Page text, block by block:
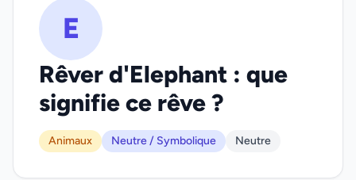
E
Rêver d'Elephant : que
signifie ce rêve ?
Animaux Neutre / Symbolique Neutre